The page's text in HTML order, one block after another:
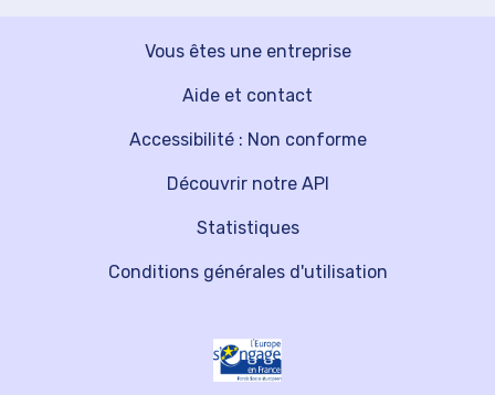
Vous êtes une entreprise
Découvrir notre API
Aide et contact
Statistiques
Accessibilité : Non conforme
Conditions générales d'utilisation